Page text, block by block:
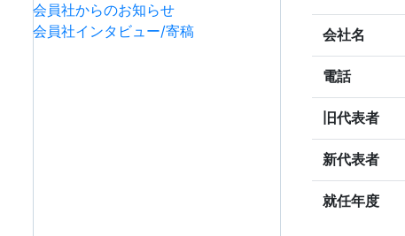
会員社からのお知らせ
会員社インタビュー/寄稿
会社名
電話
旧代表者
新代表者
就任年度